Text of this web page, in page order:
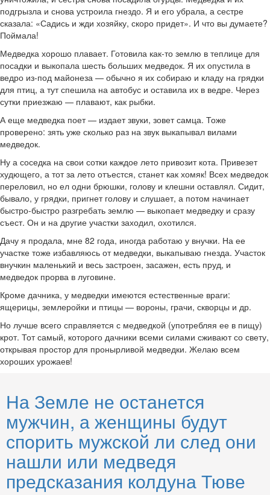
подгрызла и снова устроила гнездо. Я и его убрала, а сестре
сказала: «Садись и жди хозяйку, скоро придет». И что вы думаете?
Поймала!
Медведка хорошо плавает. Готовила как-то землю в теплице для
посадки и выкопала шесть больших медведок. Я их опустила в
ведро из-под майонеза — обычно я их собираю и кладу на грядки
для птиц, а тут спешила на автобус и оставила их в ведре. Через
сутки приезжаю — плавают, как рыбки.
А еще медведка поет — издает звуки, зовет самца. Тоже
проверено: зять уже сколько раз на звук выкапывал вилами
медведок.
Ну а соседка на свои сотки каждое лето привозит кота. Привезет
худющего, а тот за лето отъестся, станет как хомяк! Всех медведок
переловил, но ел одни брюшки, голову и клешни оставлял. Сидит,
бывало, у грядки, пригнет голову и слушает, а потом начинает
быстро-быстро разгребать землю — выкопает медведку и сразу
съест. Он и на другие участки заходил, охотился.
Дачу я продала, мне 82 года, иногда работаю у внучки. На ее
участке тоже избавляюсь от медведки, выкапываю гнезда. Участок
внучкин маленький и весь застроен, засажен, есть пруд, и
медведок прорва в луговине.
Кроме дачника, у медведки имеются естественные враги:
ящерицы, землеройки и птицы — вороны, грачи, скворцы и др.
Но лучше всего справляется с медведкой (употребляя ее в пищу)
крот. Тот самый, которого дачники всеми силами сживают со свету,
открывая простор для пронырливой медведки. Желаю всем
хороших урожаев!
На Земле не останется
мужчин, а женщины будут
спорить мужской ли след они
нашли или медведя
предсказания колдуна Тюве